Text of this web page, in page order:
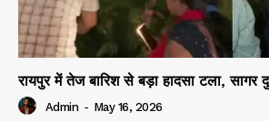
रायपुर में तेज बारिश से बड़ा हादसा टला, सागर
Admin - May 16, 2026